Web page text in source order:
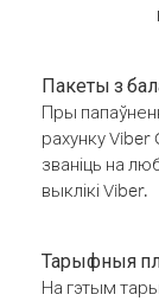
Пакеты з
Пры
рахунку
званіць на
выклікі Viber.
Тарыфныя
На гэтым